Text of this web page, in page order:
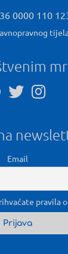
0000 110
Email
pravila